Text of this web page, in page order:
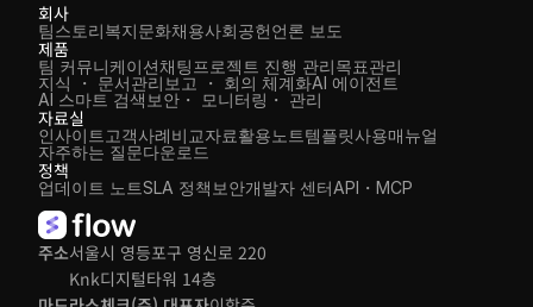
주소서울시 영등포구 영신로 220
Knk디지털타워 14층
회사
팀스토리복지문화채용사회공헌언론 보도
제품
팀 커뮤니케이션채팅 프로젝트 진행 관리목표관리
지식 ・ 문서관리 보고 ・ 회의 체계화
AI 스마트 검색
AI 에이전트
보안・ 모니터링・ 관리
자료실
인사이트 고객사례비교자료활용노트템플릿사용매뉴얼
자주하는 질문다운로드
정책
업데이트 노트SLA 정책 보안개발자 센터API・MCP